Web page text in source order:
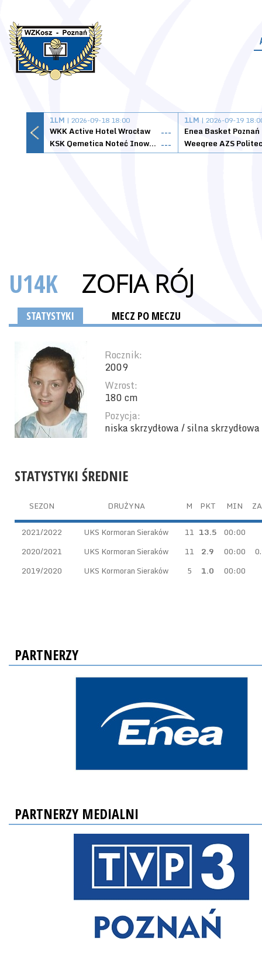
1LM | 2026-09-18 18:00
WKK Active Hotel Wrocław
---
KSK Qemetica Noteć Inowrocław ---
1LM | 2026-09-19
Enea Basket Poznań
U14K ZOFIA RÓJ
STATYSTYKI MECZ PO MECZU
Rocznik:
2009
Wzrost:
180 cm
Pozycja:
niska skrzydłowa / silna skrzydłowa
STATYSTYKI ŚREDNIE
SEZON DRUŻYNA M PKT MIN
2021/2022 UKS Kormoran Sieraków 11 13.5 00:00
2020/2021
UKS Kormoran Sieraków 11 2.9 00:00
2019/2020
UKS Kormoran Sieraków 5 1.0 00:00
PARTNERZY
PARTNERZY MEDIALNI